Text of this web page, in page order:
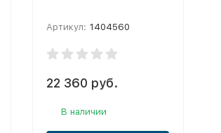
Артикул: 1404560
22 360 руб.
В наличии